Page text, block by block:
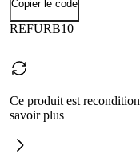
Copier le code
REFURB10
Ce produit est
savoir plus